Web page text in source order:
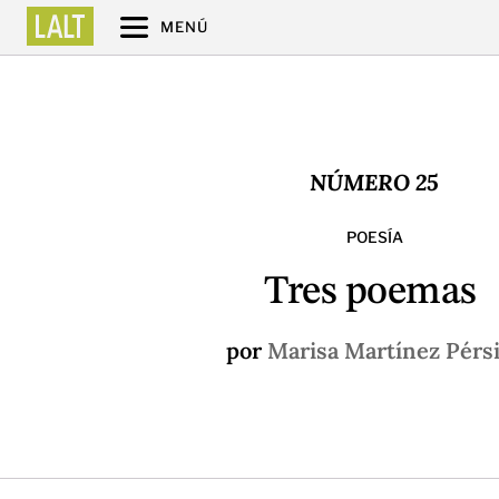
MENÚ
NÚMERO 25
POESÍA
Tres poemas
por Marisa Martínez